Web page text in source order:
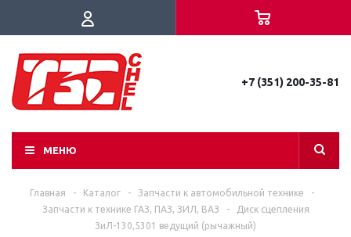
+7 (351) 200-35-81
МЕНЮ
Главная - Каталог - Запчасти к автомобильной технике
-
Запчасти к технике ГАЗ, ПАЗ, ЗИЛ, ВАЗ
-
Диск сцепления
ЗиЛ-130,5301 ведущий (рычажный)